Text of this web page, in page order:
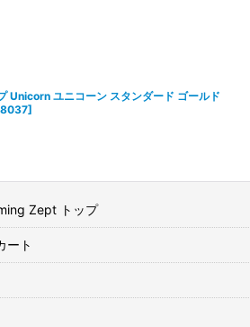
Unicorn ユニコーン スタンダード ゴールド
]
Zept トップ
ート